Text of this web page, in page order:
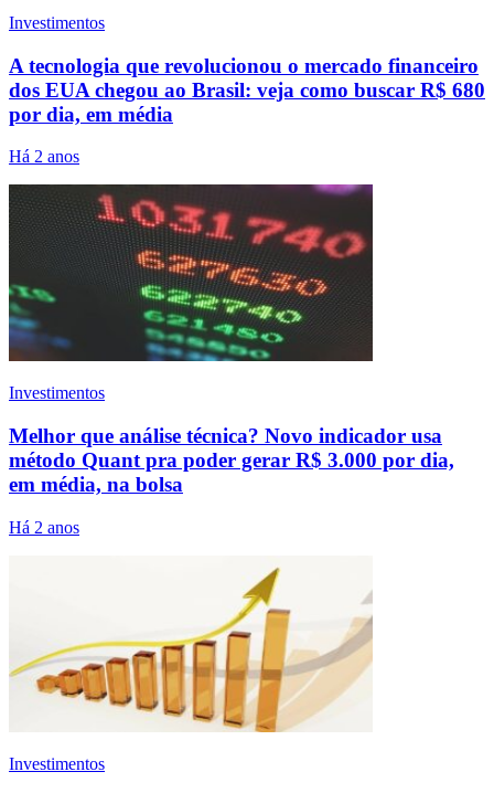
Investimentos
A tecnologia que revolucionou o mercado financeiro
dos EUA chegou ao Brasil: veja como buscar R$ 680
por dia, em média
Há 2 anos
Investimentos
Melhor que análise técnica? Novo indicador usa
método Quant pra poder gerar R$ 3.000 por dia,
em média, na bolsa
Há 2 anos
Investimentos